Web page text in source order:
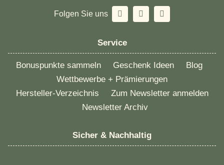
Folgen Sie uns
Service
Bonuspunkte sammeln Geschenk Ideen
Blog
Wettbewerbe + Prämierungen
Hersteller-Verzeichnis
Zum Newsletter anmelden
Newsletter Archiv
Sicher & Nachhaltig